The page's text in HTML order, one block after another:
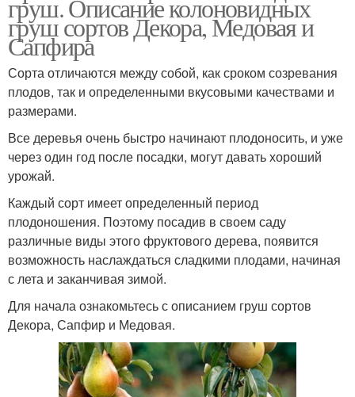
груш. Описание колоновидных
груш сортов Декора, Медовая и
Сапфира
Сорта отличаются между собой, как сроком созревания
плодов, так и определенными вкусовыми качествами и
размерами.
Все деревья очень быстро начинают плодоносить, и уже
через один год после посадки, могут давать хороший
урожай.
Каждый сорт имеет определенный период
плодоношения. Поэтому посадив в своем саду
различные виды этого фруктового дерева, появится
возможность наслаждаться сладкими плодами, начиная
с лета и заканчивая зимой.
Для начала ознакомьтесь с описанием груш сортов
Декора, Сапфир и Медовая.